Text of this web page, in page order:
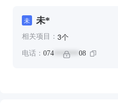
未 未*
相关项目： 3个
电话： 074 ******* 08